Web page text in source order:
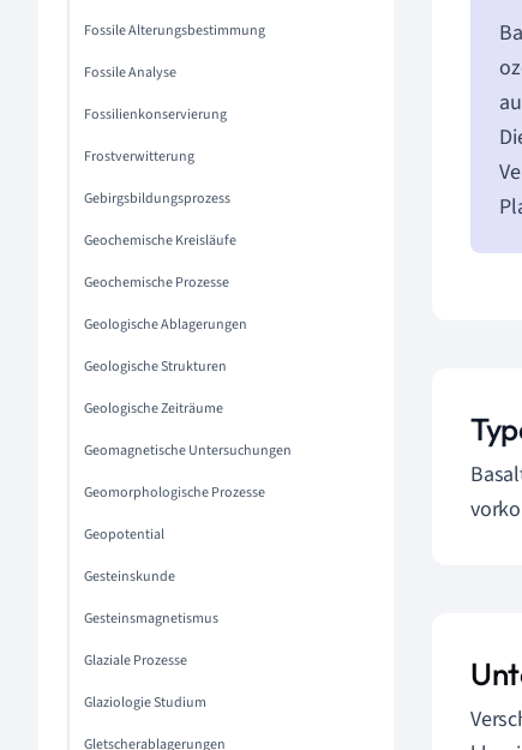
Fossile Alterungsbestimmung
Fossile Analyse
Fossilienkonservierung
Frostverwitterung
Gebirgsbildungsprozess
Geochemische Kreisläufe
Geochemische Prozesse
Geologische Ablagerungen
Geologische Strukturen
Geologische Zeiträume
Geomagnetische Untersuchungen
Geomorphologische Prozesse
Geopotential
Gesteinskunde
Gesteinsmagnetismus
Glaziale Prozesse
Glaziologie Studium
Gletscherablagerungen